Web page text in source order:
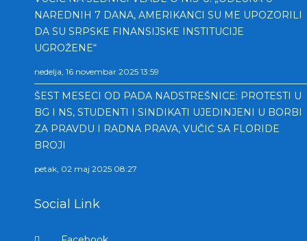
NAREDNIH 7 DANA, AMERIKANCI SU ME UPOZORILI
DA SU SRPSKE FINANSIJSKE INSTITUCIJE
UGROŽENE“
nedelja, 16 novembar 2025 13:59
ŠEST MESECI OD PADA NADSTREŠNICE: PROTESTI U
BG I NS, STUDENTI I SINDIKATI UJEDINJENI U BORBI
ZA PRAVDU I RADNA PRAVA, VUČIĆ SA FLORIDE
BROJI
petak, 02 maj 2025 08:27
Social Link